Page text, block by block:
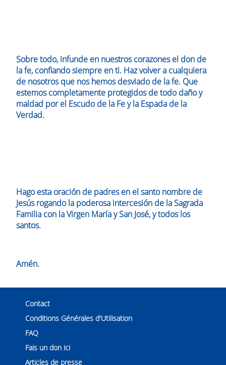
Sobre todo, infunde en nuestros corazones el don de
la fe, confiando siempre en ti. Haz volver a cualquiera
de nosotros que nos hemos desviado de la fe. Que
estemos completamente protegidos de todo daño y
maldad por el Escudo de la Fe y la Espada de la
Verdad.
Hago esta oración de padres en el santo nombre de
Jesús rogando la poderosa intercesión de la Sagrada
Familia con la Virgen María y San José, y todos los
santos.
Amén.
Contact
Conditions Générales d'Utilisation
FAQ
Fais un don ici
Articles de presse